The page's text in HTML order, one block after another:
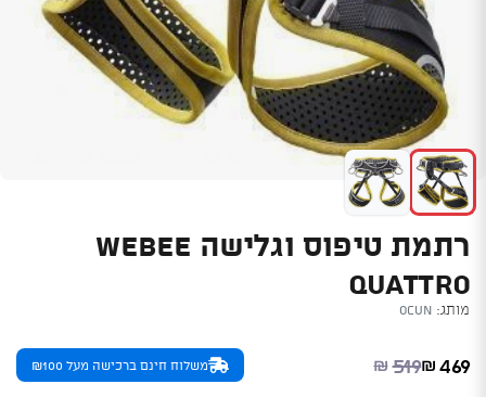
רתמת טיפוס וגלישה WEBEE
QUATTRO
מותג: Ocun
₪ 519
המחיר המקורי היה: ₪519.
₪ 469
המחיר הנוכחי הוא: ₪469. משלוח חינם ברכישה מעל ₪100